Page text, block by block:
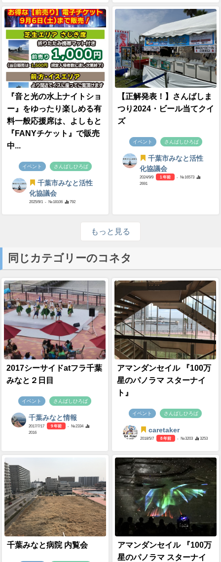
『音と光の水上ナイトショ
ー』をゆったり楽しめる有
料一般応援席は、よしもと
『FANYチケット』で販売
中...
イベント さんばしひろば
千葉市みなと活性
化協議会
2025/9/1 - №18106 792
【正解発表！】さんばしま
つり2024・ビール当てクイ
ズ
イベント さんばしひろば
千葉市みなと活性
化協議会
2024/9/9 1 年前
- №16573
2691
もっと見る
同じカテゴリーのコネタ
2017シーサイドatフラ千葉
みなと２日目
イベント さんばしひろば
千葉みなと情報
2017/7/17 9 年前
- №2334
2016
アマンダンセイル 『100万
星のパノラマ スターナイ
ト』
イベント さんばしひろば
caretaker
2018/5/7 8 年前 - №3203 3253
千葉みなと病院 内覧会
アマンダンセイル 『100万
星のパノラマ スターナイ